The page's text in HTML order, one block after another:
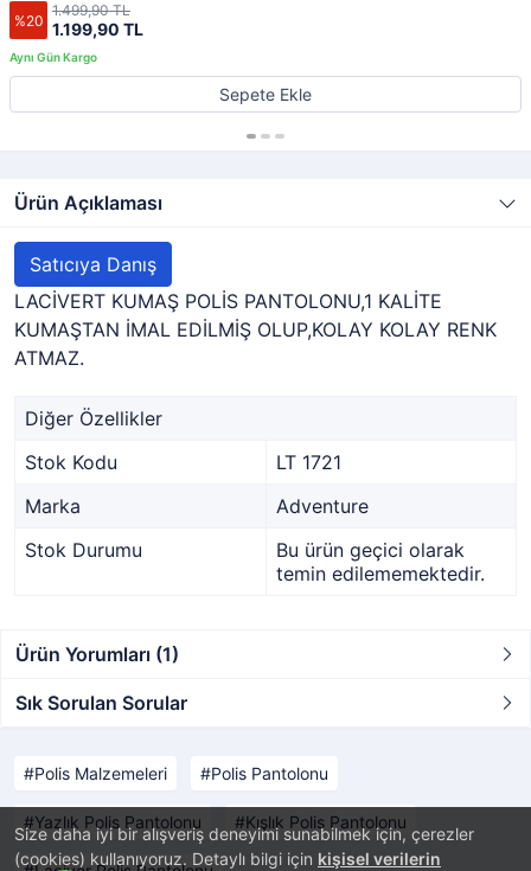
Size daha iyi bir alışveriş deneyimi sunabilmek için, çerezler
(cookies) kullanıyoruz. Detaylı bilgi için kişisel verilerin
%20 1.199,90 TL
1.499,90 TL
Sepete Ekle
Ürün Açıklaması
Satıcıya Danış
LACİVERT KUMAŞ POLİS PANTOLONU,1 KALİTE
KUMAŞTAN İMAL EDİLMİŞ OLUP,KOLAY KOLAY RENK
ATMAZ.
Diğer Özellikler
Stok Kodu
LT 1721
Marka
Adventure
Stok Durumu
Bu ürün geçici olarak
temin edilememektedir.
Ürün Yorumları (1)
Sık Sorulan Sorular
Polis Malzemeleri Polis Pantolonu
Yazlık Polis Pantolonu Kışlık Polis Pantolonu